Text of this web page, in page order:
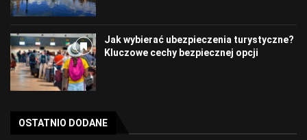
Jak wybierać ubezpieczenia turystyczne?
Kluczowe cechy bezpiecznej opcji
OSTATNIO DODANE